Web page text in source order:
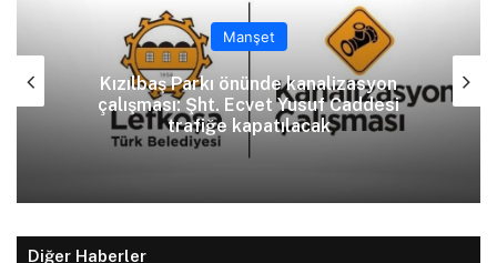
Manşet
Kızılbaş Parkı önünde kanalizasyon
çalışması: Şht. Ecvet Yusuf Caddesi
trafiğe kapatılacak
Diğer Haberler